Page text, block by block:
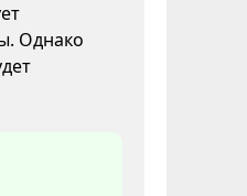
Однако